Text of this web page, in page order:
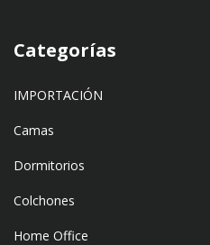
Categorías
IMPORTACIÓN
Camas
Dormitorios
Colchones
Home Office